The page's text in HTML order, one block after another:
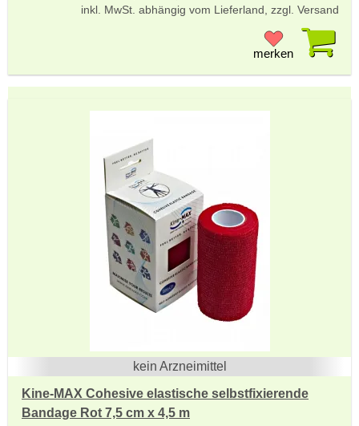
inkl. MwSt. abhängig vom Lieferland, zzgl. Versand
merken
kein Arzneimittel
Kine-MAX Cohesive elastische selbstfixierende
Bandage Rot 7,5 cm x 4,5 m